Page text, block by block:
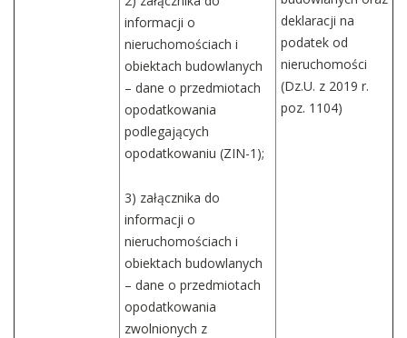
informacji o
nieruchomościach i
obiektach budowlanych
– dane o przedmiotach
opodatkowania
podlegających
opodatkowaniu (ZIN-1);
3) załącznika do
informacji o
nieruchomościach i
obiektach budowlanych
– dane o przedmiotach
opodatkowania
zwolnionych z
deklaracji na
podatek od
nieruchomości
(Dz.U. z 2019 r.
poz. 1104)